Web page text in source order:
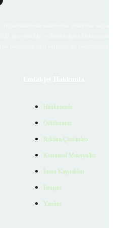
Hakkımızda
Ödüllerimiz
Reklam Çözümleri
Kurumsal Materyaller
İnsan Kaynakları
İletişim
Yardım